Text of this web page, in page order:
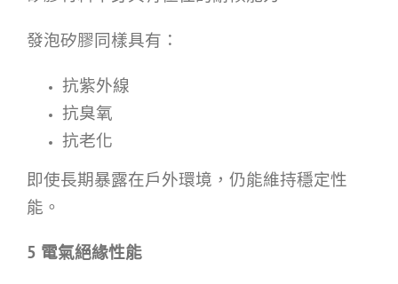
發泡矽膠同樣具有：
抗紫外線
抗臭氧
抗老化
即使長期暴露在戶外環境，仍能維持穩定性
能。
5 電氣絕緣性能